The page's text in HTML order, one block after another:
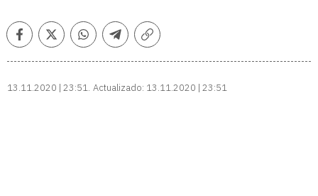
FacebookTwitterWhatsappTelegramCopiar
13.11.2020 | 23:51 Actualizado: 13.11.2020 | 23:51